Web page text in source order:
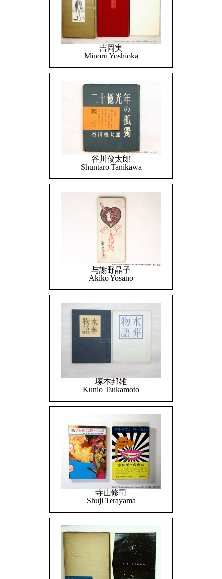
吉岡実
Minoru Yoshioka
谷川俊太郎
Shuntaro Tanikawa
与謝野晶子
Akiko Yosano
塚本邦雄
Kunio Tsukamoto
寺山修司
Shuji Terayama